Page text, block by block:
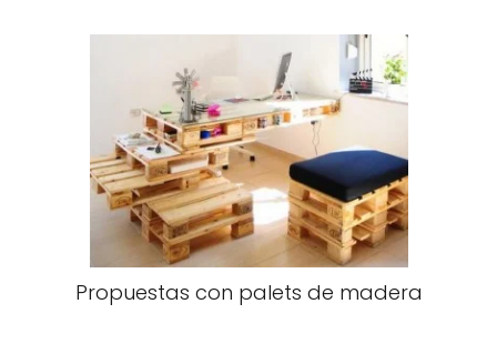
Propuestas con palets de madera